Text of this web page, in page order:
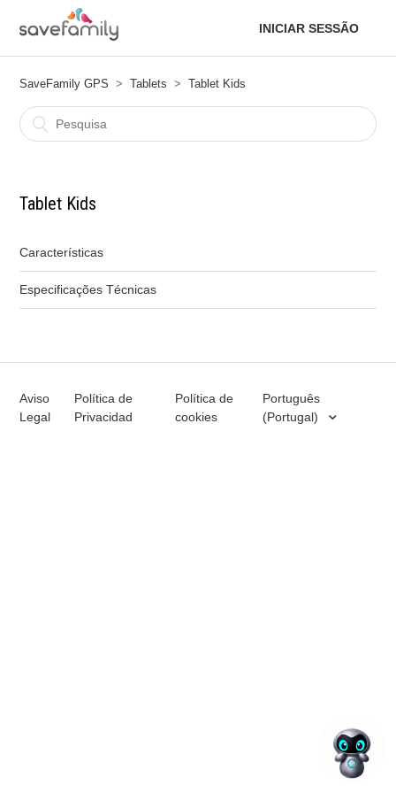
INICIAR SESSÃO
SaveFamily GPS Tablets Tablet Kids
Tablet Kids
Características
Especificações Técnicas
Aviso
Legal
Política de
Privacidad
Política de
cookies
Português
(Portugal)